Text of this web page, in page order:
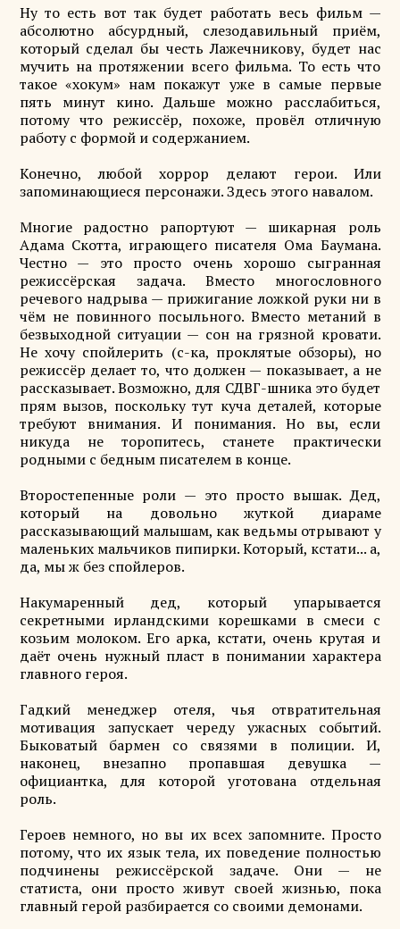
Ну то есть вот так будет работать весь фильм —
абсолютно абсурдный, слезодавильный приём,
который сделал бы честь Лажечникову, будет нас
мучить на протяжении всего фильма. То есть что
такое «хокум» нам покажут уже в самые первые
пять минут кино. Дальше можно расслабиться,
потому что режиссёр, похоже, провёл отличную
работу с формой и содержанием.
Конечно, любой хоррор делают герои. Или
запоминающиеся персонажи. Здесь этого навалом.
Многие радостно рапортуют — шикарная роль
Адама Скотта, играющего писателя Ома Баумана.
Честно — это просто очень хорошо сыгранная
режиссёрская задача. Вместо многословного
речевого надрыва — прижигание ложкой руки ни в
чём не повинного посыльного. Вместо метаний в
безвыходной ситуации — сон на грязной кровати.
Не хочу спойлерить (с-ка, проклятые обзоры), но
режиссёр делает то, что должен — показывает, а не
рассказывает. Возможно, для СДВГ-шника это будет
прям вызов, поскольку тут куча деталей, которые
требуют внимания. И понимания. Но вы, если
никуда не торопитесь, станете практически
родными с бедным писателем в конце.
Второстепенные роли — это просто вышак. Дед,
который на довольно жуткой диараме
рассказывающий малышам, как ведьмы отрывают у
маленьких мальчиков пипирки. Который, кстати... а,
да, мы ж без спойлеров.
Накумаренный дед, который упарывается
секретными ирландскими корешками в смеси с
козьим молоком. Его арка, кстати, очень крутая и
даёт очень нужный пласт в понимании характера
главного героя.
Гадкий менеджер отеля, чья отвратительная
мотивация запускает череду ужасных событий.
Быковатый бармен со связями в полиции. И,
наконец, внезапно пропавшая девушка —
официантка, для которой уготована отдельная
роль.
Героев немного, но вы их всех запомните. Просто
потому, что их язык тела, их поведение полностью
подчинены режиссёрской задаче. Они — не
статиста, они просто живут своей жизнью, пока
главный герой разбирается со своими демонами.